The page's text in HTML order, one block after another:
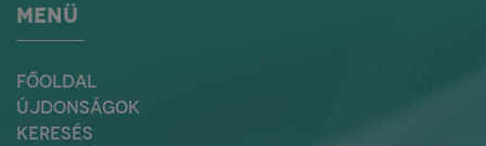
MENÜ
FŐOLDAL
ÚJDONSÁGOK
KERESÉS